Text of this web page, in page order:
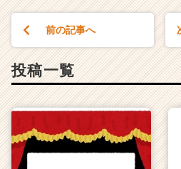
前の記事へ
投稿一覧